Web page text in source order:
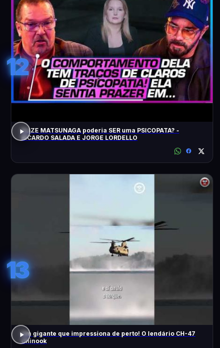
12
ELIZE MATSUNAGA poderia SER uma PSICOPATA? -
RICARDO SALADA E JORGE LORDELLO
13
Um gigante que impressiona de perto! O lendário CH-47
Chinook